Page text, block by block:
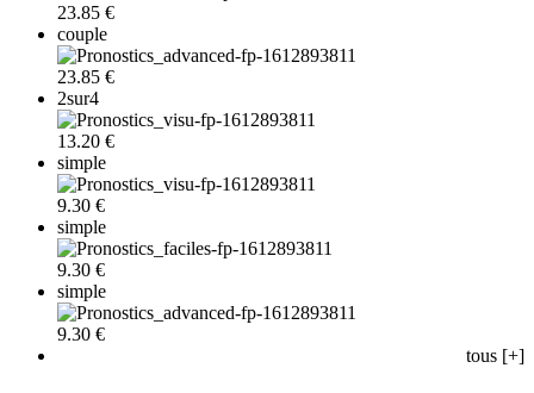
23.85 €
couple
23.85 €
2sur4
13.20 €
simple
9.30 €
simple
9.30 €
simple
9.30 €
tous [+]